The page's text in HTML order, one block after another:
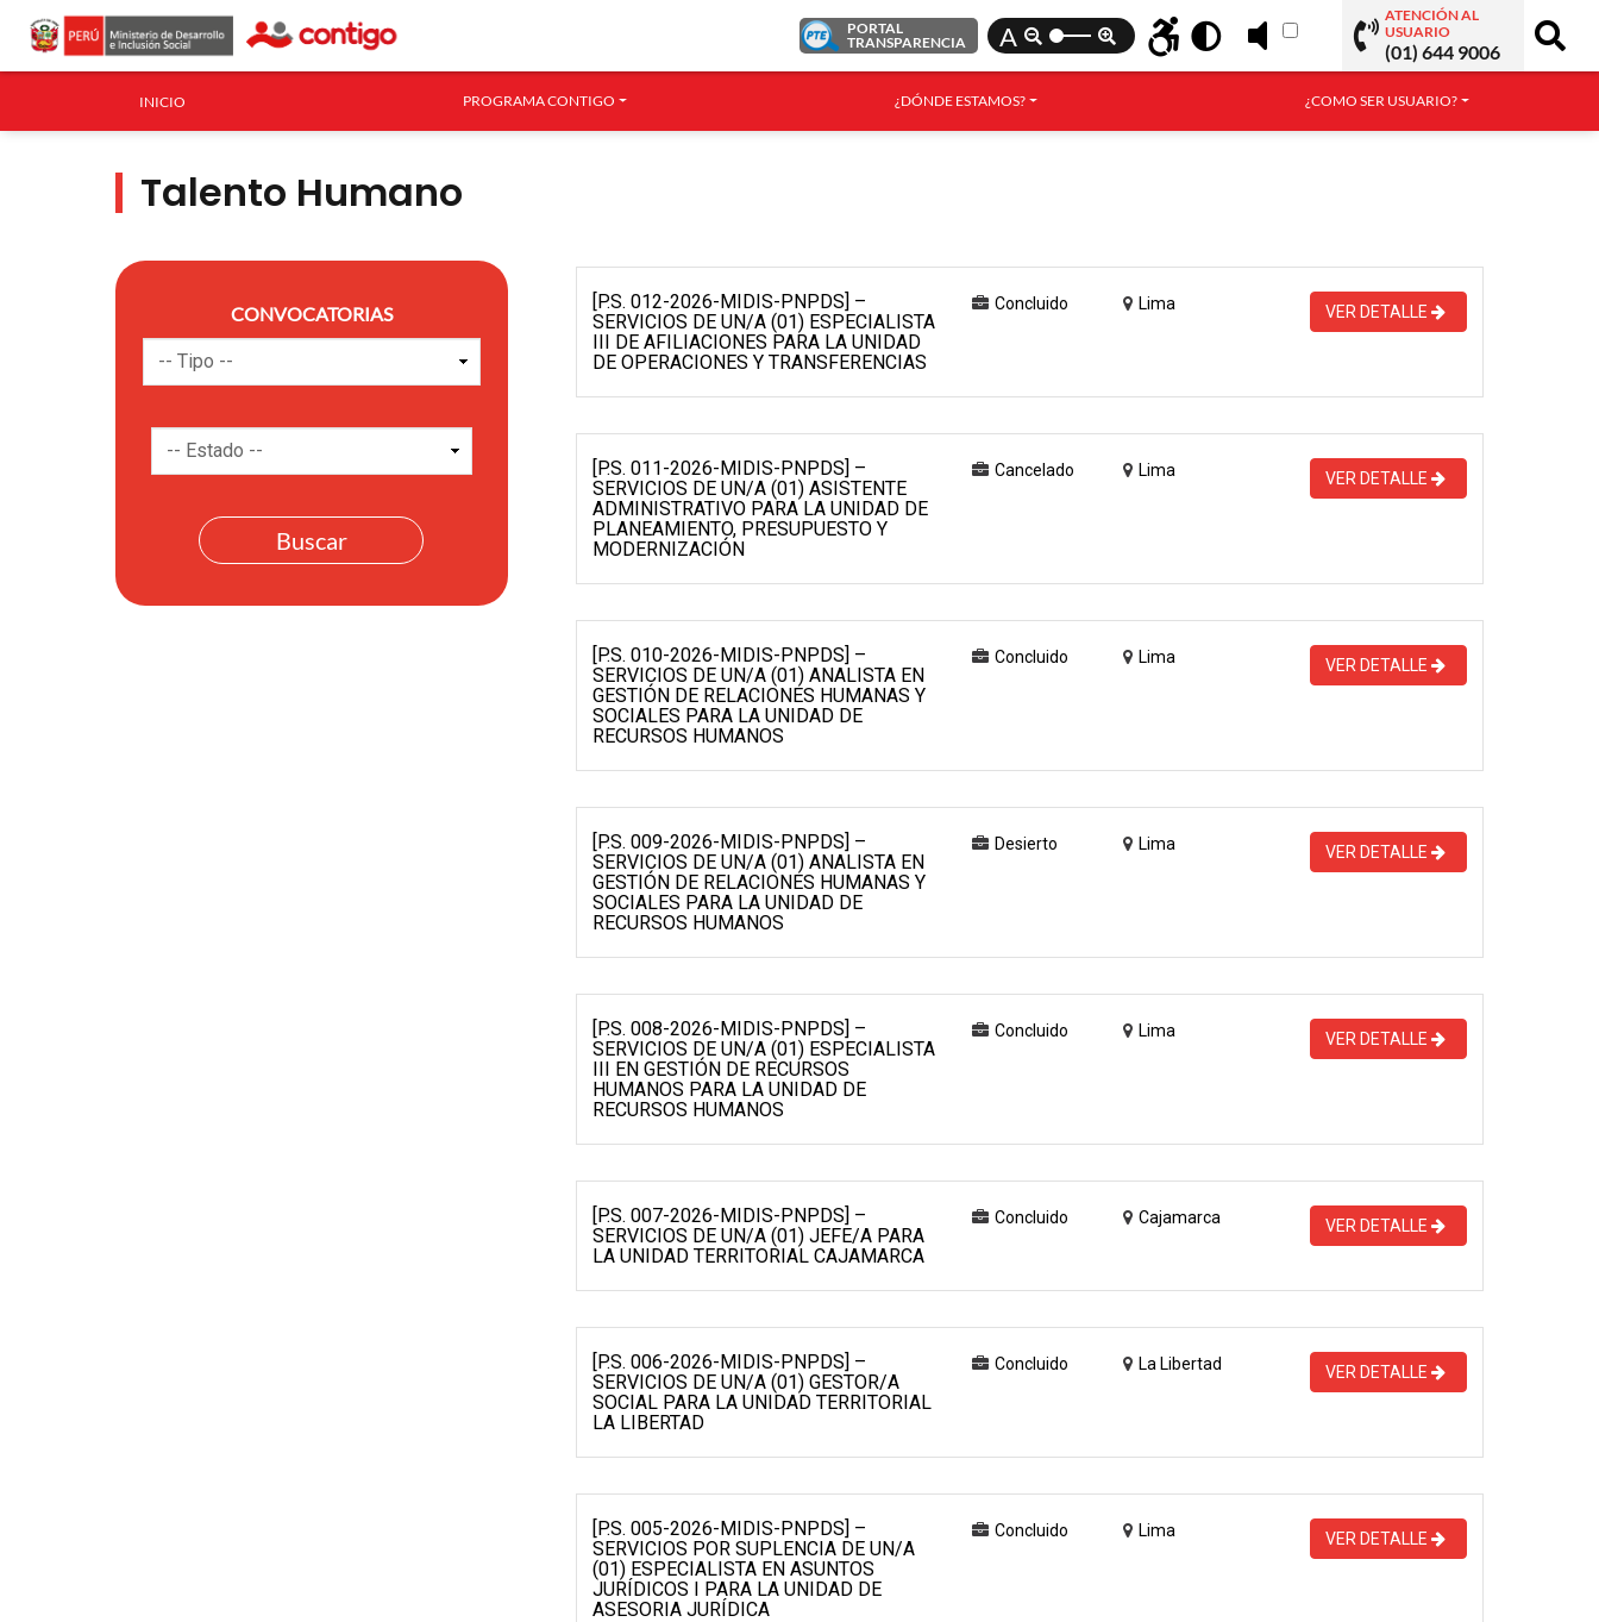
PORTAL
TRANSPARENCIA
A
ATENCIÓN AL
USUARIO
(01) 644 9006
INICIO PROGRAMA CONTIGO ¿DÓNDE ESTAMOS? ¿COMO SER USUARIO?
Talento Humano
CONVOCATORIAS
[P.S. 012-2026-MIDIS-PNPDS] –
SERVICIOS DE UN/A (01) ESPECIALISTA
III DE AFILIACIONES PARA LA UNIDAD
DE OPERACIONES Y TRANSFERENCIAS
Concluido Lima VER DETALLE
[P.S. 011-2026-MIDIS-PNPDS] –
SERVICIOS DE UN/A (01) ASISTENTE
ADMINISTRATIVO PARA LA UNIDAD DE
PLANEAMIENTO, PRESUPUESTO Y
MODERNIZACIÓN
Cancelado Lima VER DETALLE
[P.S. 010-2026-MIDIS-PNPDS] –
SERVICIOS DE UN/A (01) ANALISTA EN
GESTIÓN DE RELACIONES HUMANAS Y
SOCIALES PARA LA UNIDAD DE
RECURSOS HUMANOS
Concluido Lima VER DETALLE
[P.S. 009-2026-MIDIS-PNPDS] –
SERVICIOS DE UN/A (01) ANALISTA EN
GESTIÓN DE RELACIONES HUMANAS Y
SOCIALES PARA LA UNIDAD DE
RECURSOS HUMANOS
Desierto Lima VER DETALLE
[P.S. 008-2026-MIDIS-PNPDS] –
SERVICIOS DE UN/A (01) ESPECIALISTA
III EN GESTIÓN DE RECURSOS
HUMANOS PARA LA UNIDAD DE
RECURSOS HUMANOS
Concluido Lima VER DETALLE
[P.S. 007-2026-MIDIS-PNPDS] –
SERVICIOS DE UN/A (01) JEFE/A PARA
LA UNIDAD TERRITORIAL CAJAMARCA
Concluido Cajamarca VER DETALLE
[P.S. 006-2026-MIDIS-PNPDS] –
SERVICIOS DE UN/A (01) GESTOR/A
SOCIAL PARA LA UNIDAD TERRITORIAL
LA LIBERTAD
Concluido La Libertad VER DETALLE
[P.S. 005-2026-MIDIS-PNPDS] –
SERVICIOS POR SUPLENCIA DE UN/A
(01) ESPECIALISTA EN ASUNTOS
JURÍDICOS I PARA LA UNIDAD DE
ASESORIA JURÍDICA
Concluido Lima VER DETALLE